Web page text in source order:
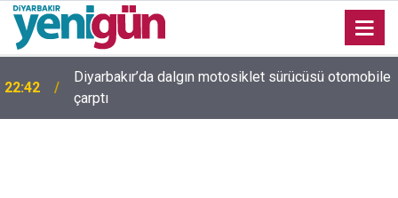
22:42
Diyarbakır’da dalgın motosiklet sürücüsü otomobile
22:37
Diyarbakır trafiğinde şaşırtan görüntü: Dönüp dönüp
baktılar